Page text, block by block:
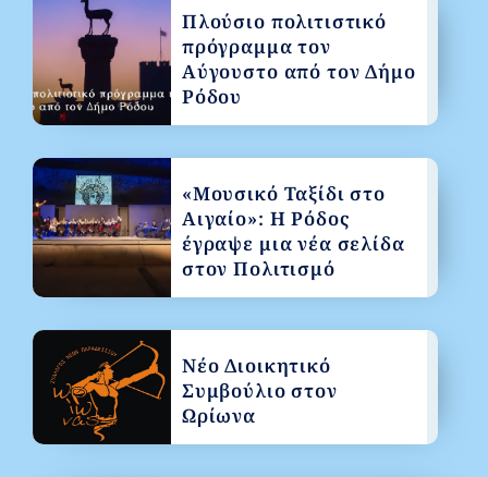
Πλούσιο πολιτιστικό
πρόγραμμα τον
Αύγουστο από τον Δήμο
Ρόδου
«Μουσικό Ταξίδι στο
Αιγαίο»: Η Ρόδος
έγραψε μια νέα σελίδα
στον Πολιτισμό
Νέο Διοικητικό
Συμβούλιο στον
Ωρίωνα